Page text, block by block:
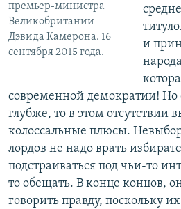
премьер-министра
Великобритании
Дэвида Камерона. 16
сентября 2015 года.
и
современной демократии! Но
глубже, то в этом отсутствии
колоссальные плюсы.
лордов не надо врать
подстраиваться под чьи-то
то обещать. В конце концов,
говорить правду, поскольку